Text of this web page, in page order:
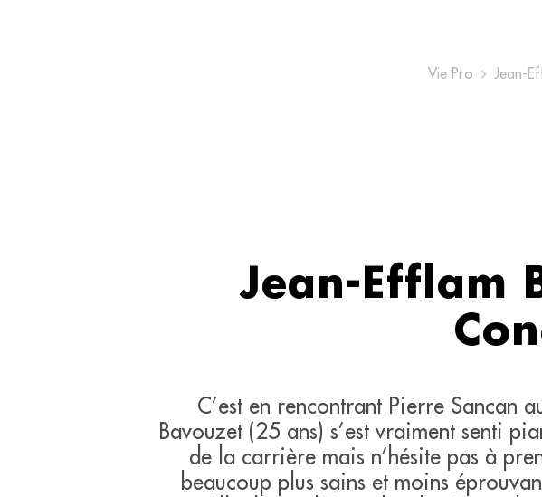
Vie Pro Jean-
Jean-Efflam
C’est en rencontrant Pierre Sancan
Bavouzet (25 ans) s’est vraiment senti
de la carrière mais n’hésite pas à
beaucoup plus sains et moins